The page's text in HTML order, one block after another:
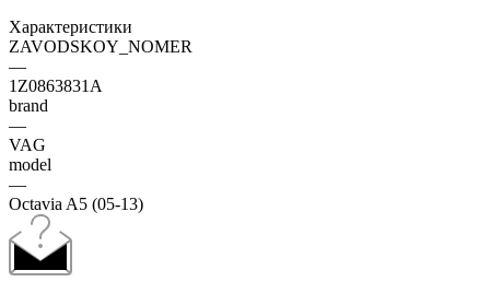
Характеристики
ZAVODSKOY_NOMER
—
1Z0863831A
brand
—
VAG
model
—
Octavia A5 (05-13)